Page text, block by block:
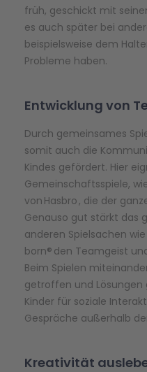
früh, geschickt mit
es auch später bei
beispielsweise dem
Probleme haben.
Entwicklung von
Durch gemeinsames
somit auch die
Kindes gefördert. Hier
Gemeinschaftsspiele,
von Hasbro , die der
Genauso gut stärkt das
anderen Spielsachen wie
born® den Teamgeist
Beim Spielen
getroffen und Lösungen
Kinder für soziale
Gespräche außerhalb
Kreativität